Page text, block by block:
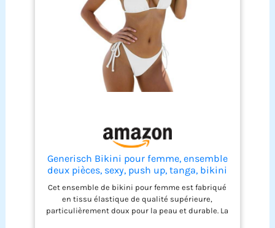
à l'usure.
Generisch Bikini pour femme, ensemble
deux pièces, sexy, push up, tanga, bikini
vacances, A138, blanc, S
Cet ensemble de bikini pour femme est fabriqué
en tissu élastique de qualité supérieure,
particulièrement doux pour la peau et durable. La